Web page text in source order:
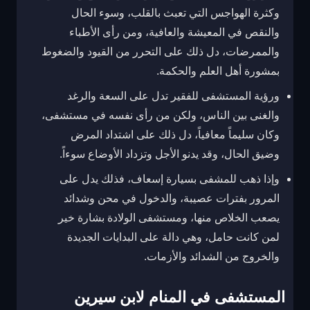
وكثرة الهواجس التي تعبث بالقلب، وسوء الحال
والنقص في المعيشة والعافية، ومن رأى الأطباء
والممرضات، دل ذلك على التحرر من القيود والضغوط
بمشورة أهل العلم والحكمة.
ورؤية المستشفى للفقير تدل على السعة والرغد
والغنى بين الناس، ولكن من رأى نفسه في مستشفى،
وكان سليماً معافياً، دل ذلك على اشتداد المرض
وضيق الحال، وقد يدنو الأجل وتزداد الأوضاع سوءاً.
وإذا ذهب للمشفى بسيارة إسعاف، فذلك يدل على
المرور بفترات عصيبة، والدخول في محن وشدائد
يصعب الخلاص منها، ومستشفى الولادة بشارة خير
لمن كانت حامل، وهي دالة على البدايات الجديدة
والخروج من الشدائد والأزمات.
المستشفى في المنام لابن سيرين